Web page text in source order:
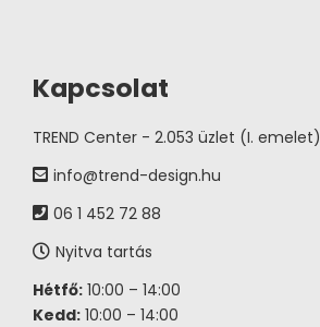
Kapcsolat
TREND Center - 2.053 üzlet (I. emelet)
info@trend-design.hu
06 1 452 72 88
Nyitva tartás
Hétfő: 10:00 – 14:00
Kedd: 10:00 – 14:00